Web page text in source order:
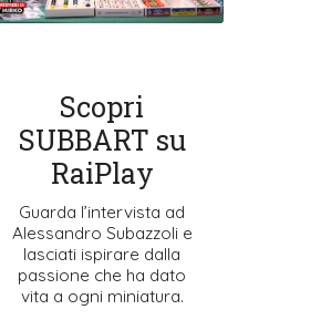
Scopri
SUBBART su
RaiPlay
Guarda l’intervista ad
Alessandro Subazzoli e
lasciati ispirare dalla
passione che ha dato
vita a ogni miniatura.